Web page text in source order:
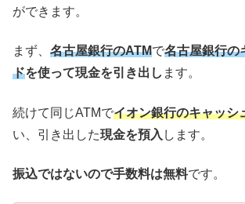
ができます。
まず、 名古屋銀行のATMで名古屋銀行の
ドを使って現金を引き出し ます。
続けて同じATMでイオン銀行のキャッシ
い、引き出した現金を預入 します。
振込ではないので手数料は無料です。